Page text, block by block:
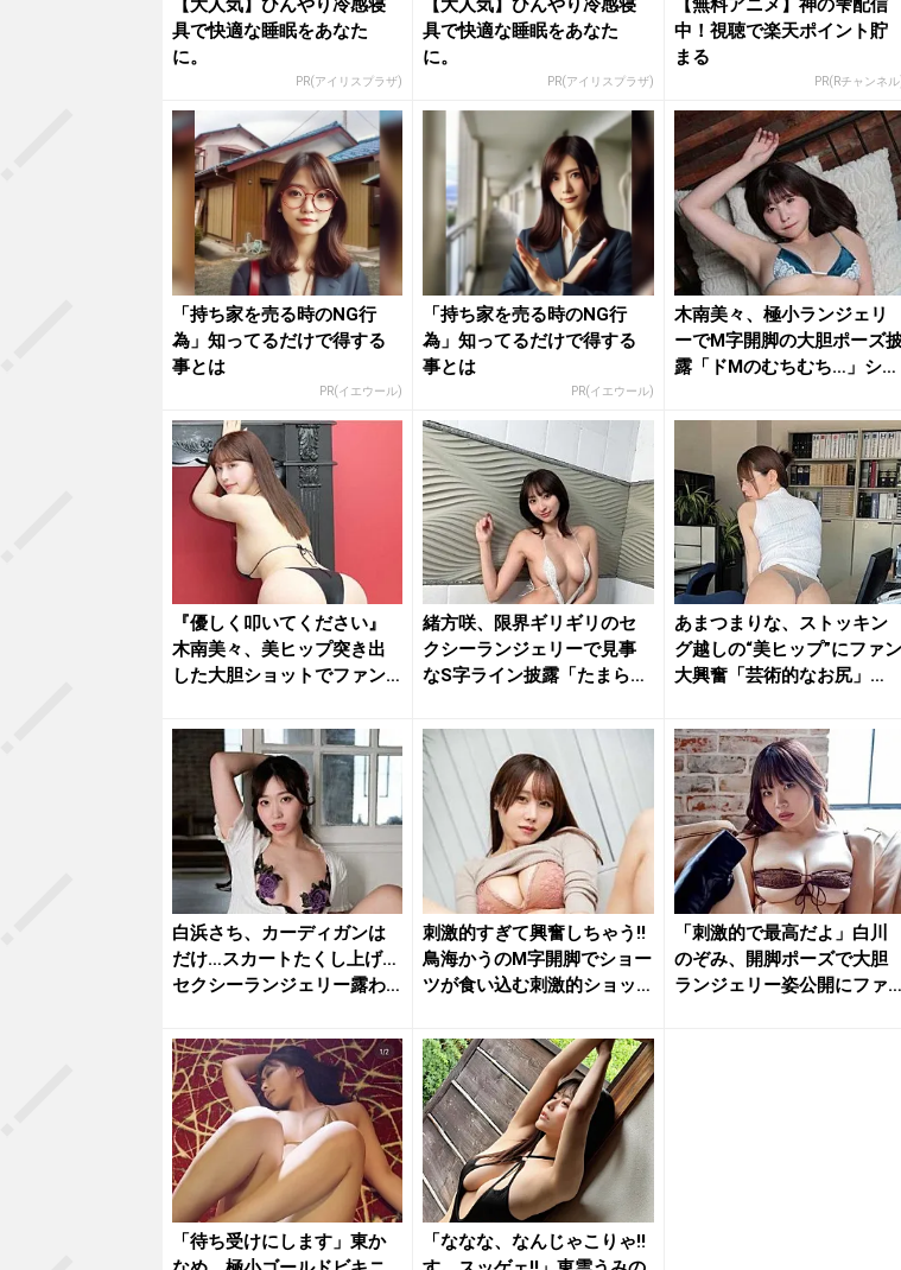
【大人気】ひんやり冷感寝
具で快適な睡眠をあなた
に。
PR(アイリスプラザ)
【大人気】ひんやり冷感寝
具で快適な睡眠をあなた
に。
PR(アイリスプラザ)
【無料アニメ】神の雫配信
中！視聴で楽天ポイント貯
まる
PR(Rチャンネ
「持ち家を売る時のNG行
為」知ってるだけで得する
事とは
PR(イエウール)
「持ち家を売る時のNG行
為」知ってるだけで得する
事とは
PR(イエウール)
木南美々、極小ランジェリ
ーでM字開脚の大胆ポーズ
露「ドMのむちむち…」ショ
『優しく叩いてください』
木南美々、美ヒップ突き出
した大胆ショットでファン
緒方咲、限界ギリギリのセ
クシーランジェリーで見事
なS字ライン披露「たまらな
あまつまりな、ストッキン
グ越しの“美ヒップ”にファン
大興奮「芸術的なお尻」
白浜さち、カーディガンは
だけ…スカートたくし上げ…
セクシーランジェリー露わ
刺激的すぎて興奮しちゃう!!
鳥海かうのM字開脚でショー
ツが食い込む刺激的ショッ
「刺激的で最高だよ」白川
のぞみ、開脚ポーズで大胆
ランジェリー姿公開にファ
「待ち受けにします」東か
「ななな、なんじゃこりゃ!!